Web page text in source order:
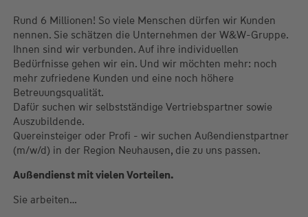
Rund 6 Millionen! So viele Menschen dürfen wir Kunden
nennen. Sie schätzen die Unternehmen der W&W-Gruppe.
Ihnen sind wir verbunden. Auf ihre individuellen
Bedürfnisse gehen wir ein. Und wir möchten mehr: noch
mehr zufriedene Kunden und eine noch höhere
Betreuungsqualität.
Dafür suchen wir selbstständige Vertriebspartner sowie
Auszubildende.
Quereinsteiger oder Profi - wir suchen Außendienstpartner
(m/w/d) in der Region Neuhausen, die zu uns passen.
Außendienst mit vielen Vorteilen.
Sie arbeiten…